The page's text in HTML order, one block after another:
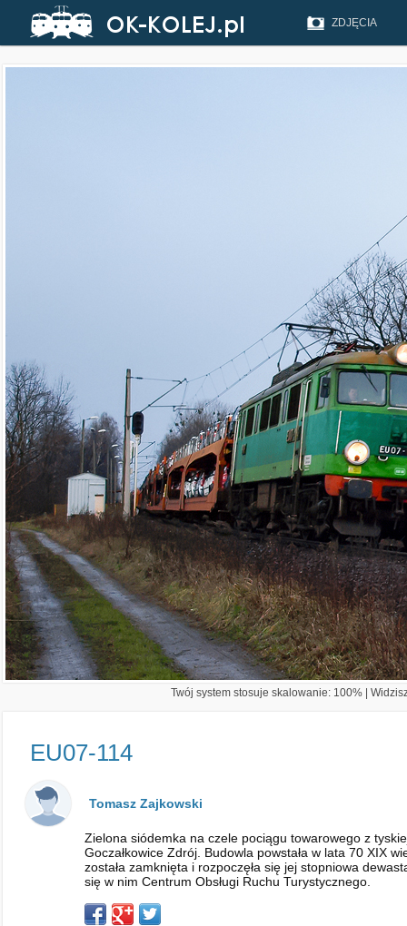
ZDJĘCIA
Twój system stosuje skalowanie: 100% |
EU07-114
Tomasz Zajkowski
Zielona siódemka na czele pociągu towarowego z
Goczałkowice Zdrój. Budowla powstała w lata 70 XIX
została zamknięta i rozpoczęła się jej stopniowa
się w nim Centrum Obsługi Ruchu Turystycznego.